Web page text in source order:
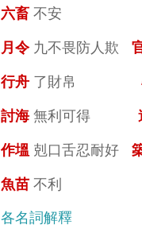
六畜 不安
月令九不畏防人欺
行舟 了財帛
討海無利可得
作塭 剋口舌忍耐好
魚苗 不
各名詞解釋